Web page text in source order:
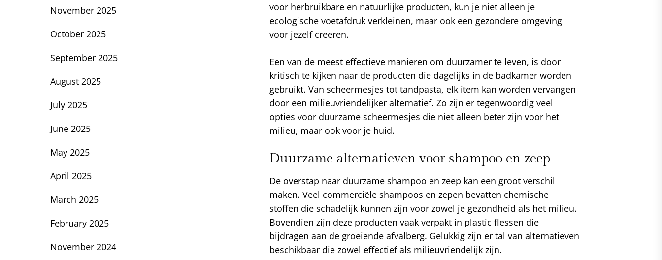
voor herbruikbare en natuurlijke producten, kun je niet alleen je
ecologische voetafdruk verkleinen, maar ook een gezondere omgeving
voor jezelf creëren.
Een van de meest effectieve manieren om duurzamer te leven, is door
kritisch te kijken naar de producten die dagelijks in de badkamer worden
gebruikt. Van scheermesjes tot tandpasta, elk item kan worden vervangen
door een milieuvriendelijker alternatief. Zo zijn er tegenwoordig veel
opties voor duurzame scheermesjes die niet alleen beter zijn voor het
milieu, maar ook voor je huid.
Duurzame alternatieven voor shampoo en zeep
De overstap naar duurzame shampoo en zeep kan een groot verschil
maken. Veel commerciële shampoos en zepen bevatten chemische
stoffen die schadelijk kunnen zijn voor zowel je gezondheid als het milieu.
Bovendien zijn deze producten vaak verpakt in plastic flessen die
bijdragen aan de groeiende afvalberg. Gelukkig zijn er tal van alternatieven
beschikbaar die zowel effectief als milieuvriendelijk zijn.
November 2025
October 2025
September 2025
August 2025
July 2025
June 2025
May 2025
April 2025
March 2025
February 2025
November 2024